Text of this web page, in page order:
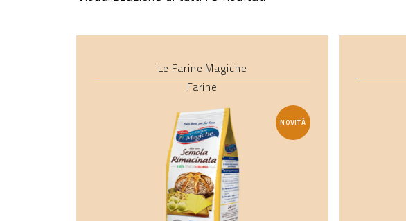
Le Farine Magiche
Farine
NOVITÀ